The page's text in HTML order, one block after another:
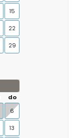
15
22
29
do
6
13